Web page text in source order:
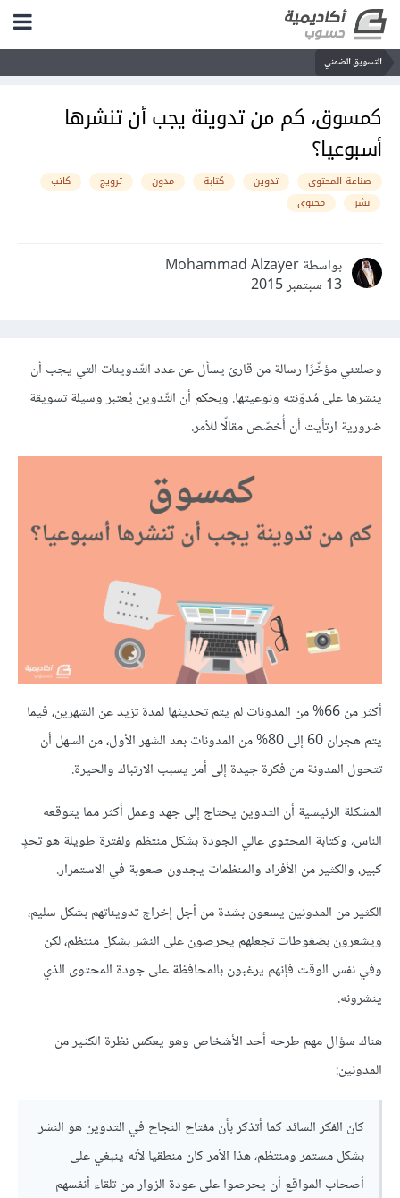
التسويق الضمني
كمسوق، كم من تدوينة يجب أن تنشرها
أسبوعيا؟
صناعة المحتوى تدوين كتابة مدون ترويج
كاتب
نشر
محتوى
بواسطة Mohammad Alzayer
13 سبتمبر 2015
وصلتني مؤخّرًا رسالة من قارئ يسأل عن عدد التّدوينات التي يجب أن
ينشرها على مُدوّنته ونوعيتها. وبحكم أن التّدوين يُعتبر وسيلة تسويقة
ضرورية ارتأيت أن أُخصّص مقالّا للأمر.
أكثر من 66% من المدونات لم يتم تحديثها لمدة تزيد عن الشهرين، فيما
يتم هجران 60 إلى 80% من المدونات بعد الشهر الأول، من السهل أن
تتحول المدونة من فكرة جيدة إلى أمر يسبب الارتباك والحيرة.
المشكلة الرئيسية أن التدوين يحتاج إلى جهد وعمل أكثر مما يتوقعه
الناس، وكتابة المحتوى عالي الجودة بشكل منتظم ولفترة طويلة هو تحدٍ
كبير، والكثير من الأفراد والمنظمات يجدون صعوبة في الاستمرار.
الكثير من المدونين يسعون بشدة من أجل إخراج تدويناتهم بشكل سليم،
ويشعرون بضغوطات تجعلهم يحرصون على النشر بشكل منتظم، لكن
وفي نفس الوقت فإنهم يرغبون بالمحافظة على جودة المحتوى الذي
ينشرونه.
هناك سؤال مهم طرحه أحد الأشخاص وهو يعكس نظرة الكثير من
المدونين:
كان الفكر السائد كما أتذكر بأن مفتاح النجاح في التدوين هو النشر
بشكل مستمر ومنتظم، هذا الأمر كان منطقيا لأنه ينبغي على
أصحاب المواقع أن يحرصوا على عودة الزوار من تلقاء أنفسهم